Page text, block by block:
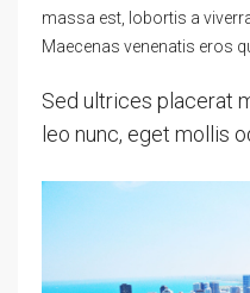
massa est, lobortis a
Maecenas venenatis eros
Sed ultrices placerat
leo nunc, eget mollis